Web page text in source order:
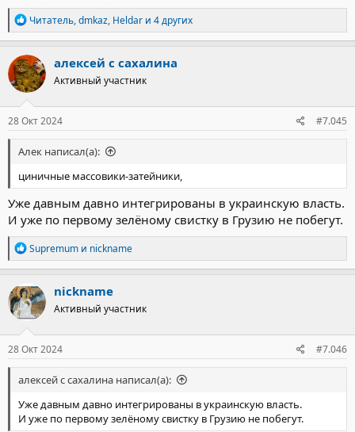
Р
е
а
к
ц
и
и
:
Читатель,dmkaz, Heldar и 4 других
алексей с сахалина
Активный участник
28 Окт 2024 #7.045
Алек написал(а):
циничные массовики-затейники,
Уже давным давно интегрированы в украинскую власть.
И уже по первому зелёному свистку в Грузию не побегут.
Р
е
а
к
ц
и
и
:
Supremum и nickname
nickname
Активный участник
28 Окт 2024 #7.046
алексей с сахалина написал(а):
Уже давным давно интегрированы в украинскую власть.
И уже по первому зелёному свистку в Грузию не побегут.